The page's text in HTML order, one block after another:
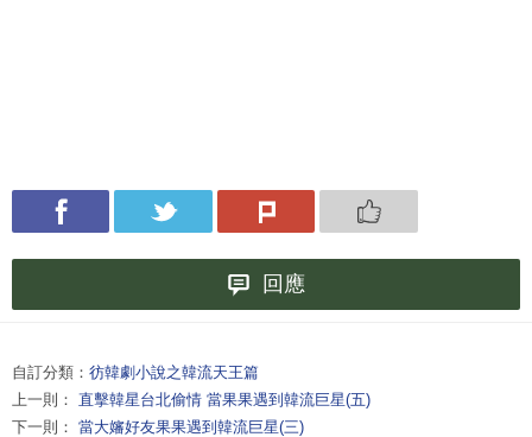
回應
自訂分類： 彷韓劇小說之韓流天王篇
上一則： 直擊韓星台北偷情 當果果遇到韓流巨星(五)
下一則： 當大嬸好友果果遇到韓流巨星(三)